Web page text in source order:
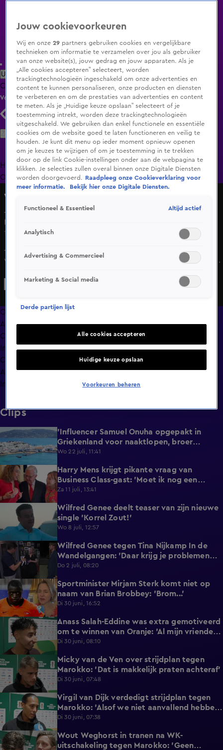
Uitzending Gemist Populaire programma's Zenders Genres
ClipsFilmsRadioSmart TV inlogShop
Volg KIJK
Zoeken
HomeUitzending Gemist Programma's De Bondgenoten
OranjezomerLivestreamsShop
Vandaag Inside
Johan hekelt staatsbezoek van Willem Alexander en
Máxima: 'Dat heeft een negatieve uitstraling!'
12 mrt 2025, 21:39
Johan Derksen is bij Vandaag Inside kritisch op de keuze
van koning Willem Alexander en koningin Máxima om een
Overzicht
Afleveringen
Clips
In de wandelgangen
Compilaties
Anderen keken ook
Info
Clips
1:00
'Influencer Samuel Onuha opgepakt in
Griekenland voor naaktlopen, broer
reageert met statement'
Wo 22 juli, 11:41
0:17
Harry Mens krijgt pikante vraag van
Business Class-gast: 'Moet ik nog een
knoopje losdoen?'
Za 11 juli, 13:41
0:37
Wilfred Genee deelt teaser van zijn nieuwe
single 'Korrel Zout!'
Wo 8 juli, 12:57
6:55
Wilfred Genee tegen Tina Nijkamp In de
Wandelgangen: 'Daar krijg je problemen
mee!'
Do 2 juli, 08:20
1:18
Sportminister Mirjam Sterk komt niet op
naam van Brian Brobbey: 'Brom...'
Di 30 juni, 16:52
3:02
Anass Salah-Eddine was extra gemotiveerd
om te winnen van Oranje: 'Al mijn vrienden
zijn Nederlands!'
Di 30 juni, 08:10
1:44
Micky van de Ven over strijdplan tegen
Marokko: 'Dat is makkelijk praten achteraf'
Di 30 juni, 07:48
Virgil van Dijk verdedigt strijdplan tegen
Marokko: 'Alsof we niet aanvallend hebben
gedacht?'
Di 30 juni, 07:38
3:49
Wout Weghorst in tranen na WK-
uitschakeling tegen Marokko: 'Geen
Jouw cookievoorkeuren
Wij en onze29 partners gebruiken cookies en vergelijkbare
technieken om informatie te verzamelen over jou als gebruiker
van onze website(s), jouw gedrag en jouw apparaten. Als je
„Alle cookies accepteren” selecteert, worden
trackingtechnologieën ingeschakeld om onze advertenties en
content te kunnen personaliseren, onze producten en diensten
te verbeteren en om de prestaties van advertenties en content
te meten. Als je „Huidige keuze opslaan” selecteert of je
toestemming intrekt, worden deze trackingtechnologieën
uitgeschakeld. We gebruiken dan enkel functionele en essentiële
cookies om de website goed te laten functioneren en veilig te
houden. Je kunt dit menu op ieder moment opnieuw openen
om je keuzes te wijzigen of om je toestemming in te trekken
door op de link Cookie-instellingen onder aan de webpagina te
klikken. Je selecties zullen overal binnen onze Digitale Diensten
worden doorgevoerd.
Raadpleeg onze Cookieverklaring voor
meer informatie.
Bekijk hier onze Digitale Diensten.
Functioneel & Essentieel Altijd actief
Analytisch
Advertising & Commercieel
Marketing & Social media
Derde partijen lijst
Alle cookies accepteren
Huidige keuze opslaan
Voorkeuren beheren